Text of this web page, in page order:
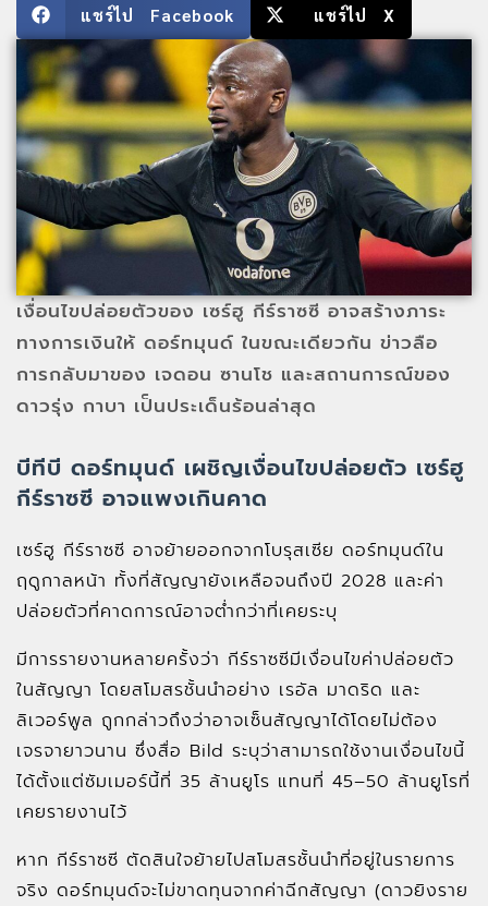
แชร์ไป Facebook แชร์ไป X
เงื่อนไขปล่อยตัวของ เซร์ฮู กีร์ราซซี อาจสร้างภาระ
ทางการเงินให้ ดอร์ทมุนด์ ในขณะเดียวกัน ข่าวลือ
การกลับมาของ เจดอน ซานโช และสถานการณ์ของ
ดาวรุ่ง กาบา เป็นประเด็นร้อนล่าสุด
บีทีบี ดอร์ทมุนด์ เผชิญเงื่อนไขปล่อยตัว เซร์ฮู
กีร์ราซซี อาจแพงเกินคาด
เซร์ฮู กีร์ราซซี อาจย้ายออกจากโบรุสเซีย ดอร์ทมุนด์ใน
ฤดูกาลหน้า ทั้งที่สัญญายังเหลือจนถึงปี 2028 และค่า
ปล่อยตัวที่คาดการณ์อาจต่ำกว่าที่เคยระบุ
มีการรายงานหลายครั้งว่า กีร์ราซซีมีเงื่อนไขค่าปล่อยตัว
ในสัญญา โดยสโมสรชั้นนำอย่าง เรอัล มาดริด และ
ลิเวอร์พูล ถูกกล่าวถึงว่าอาจเซ็นสัญญาได้โดยไม่ต้อง
เจรจายาวนาน ซึ่งสื่อ Bild ระบุว่าสามารถใช้งานเงื่อนไขนี้
ได้ตั้งแต่ซัมเมอร์นี้ที่ 35 ล้านยูโร แทนที่ 45–50 ล้านยูโรที่
เคยรายงานไว้
หาก กีร์ราซซี ตัดสินใจย้ายไปสโมสรชั้นนำที่อยู่ในรายการ
จริง ดอร์ทมุนด์จะไม่ขาดทุนจากค่าฉีกสัญญา (ดาวยิงราย